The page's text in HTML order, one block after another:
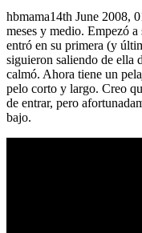
hbmama14th June 2008,
meses y medio. Empezó
entró en su primera (y
siguieron saliendo de ella
calmó. Ahora tiene un
pelo corto y largo. Creo
de entrar, pero
bajo.